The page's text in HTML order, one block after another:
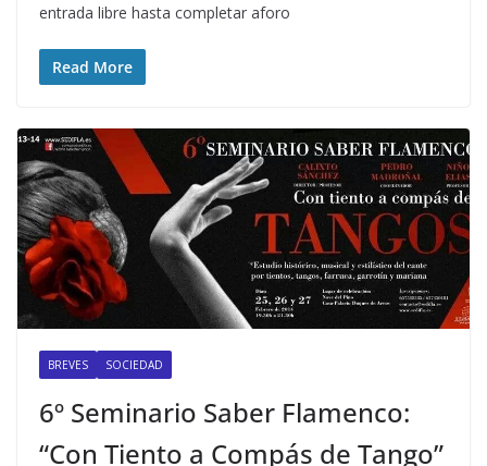
entrada libre hasta completar aforo
Read More
BREVES SOCIEDAD
6º Seminario Saber Flamenco:
“Con Tiento a Compás de Tango”